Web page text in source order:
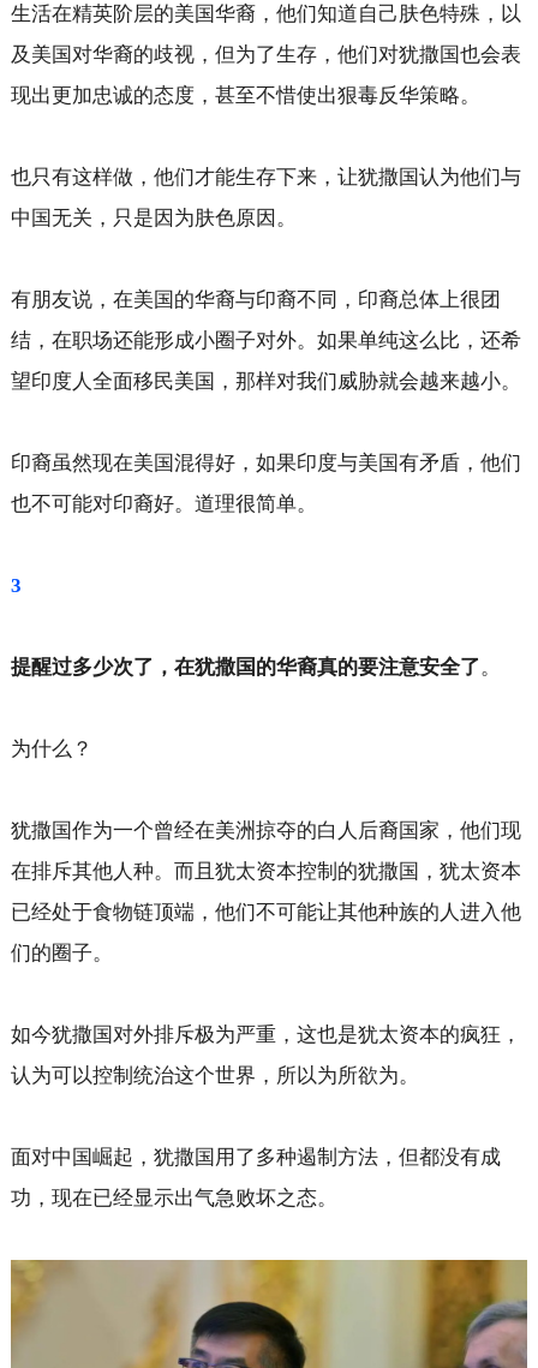
生活在精英阶层的美国华裔，他们知道自己肤色特殊，以
及美国对华裔的歧视，但为了生存，他们对犹撒国也会表
现出更加忠诚的态度，甚至不惜使出狠毒反华策略。
也只有这样做，他们才能生存下来，让犹撒国认为他们与
中国无关，只是因为肤色原因。
有朋友说，在美国的华裔与印裔不同，印裔总体上很团
结，在职场还能形成小圈子对外。如果单纯这么比，还希
望印度人全面移民美国，那样对我们威胁就会越来越小。
印裔虽然现在美国混得好，如果印度与美国有矛盾，他们
也不可能对印裔好。道理很简单。
3
提醒过多少次了，在犹撒国的华裔真的要注意安全了。
为什么？
犹撒国作为一个曾经在美洲掠夺的白人后裔国家，他们现
在排斥其他人种。而且犹太资本控制的犹撒国，犹太资本
已经处于食物链顶端，他们不可能让其他种族的人进入他
们的圈子。
如今犹撒国对外排斥极为严重，这也是犹太资本的疯狂，
认为可以控制统治这个世界，所以为所欲为。
面对中国崛起，犹撒国用了多种遏制方法，但都没有成
功，现在已经显示出气急败坏之态。